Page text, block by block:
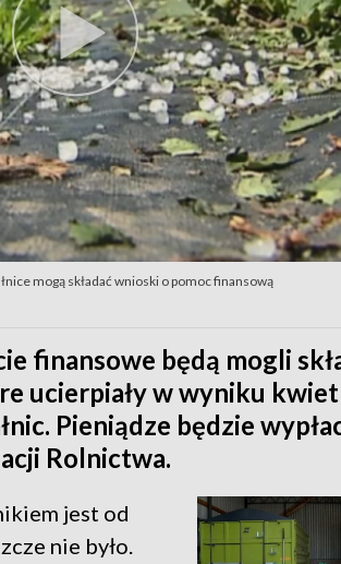
mogą składać wnioski o pomoc finansową
finansowe będą mogli
ucierpiały w wyniku
Pieniądze będzie
Rolnictwa.
jest od
nie było.